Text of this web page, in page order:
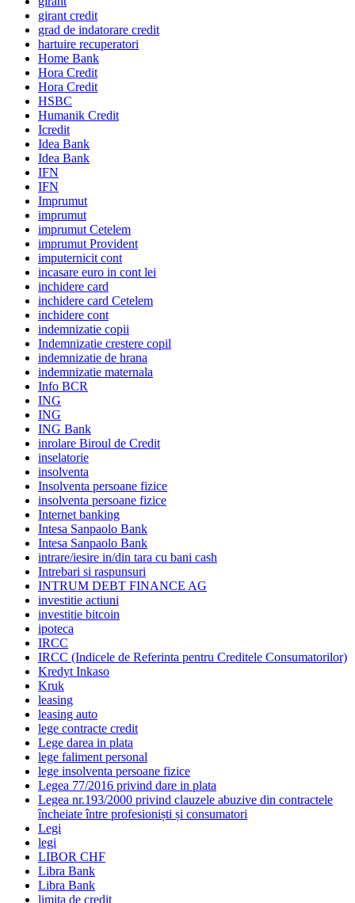
girant credit
grad de indatorare credit
hartuire recuperatori
Home Bank
Hora Credit
Hora Credit
HSBC
Humanik Credit
Icredit
Idea Bank
Idea Bank
IFN
IFN
Imprumut
imprumut
imprumut Cetelem
imprumut Provident
imputernicit cont
incasare euro in cont lei
inchidere card
inchidere card Cetelem
inchidere cont
indemnizatie copii
Indemnizatie crestere copil
indemnizatie de hrana
indemnizatie maternala
Info BCR
ING
ING
ING Bank
inrolare Biroul de Credit
inselatorie
insolventa
Insolventa persoane fizice
insolventa persoane fizice
Internet banking
Intesa Sanpaolo Bank
Intesa Sanpaolo Bank
intrare/iesire in/din tara cu bani cash
Intrebari si raspunsuri
INTRUM DEBT FINANCE AG
investitie actiuni
investitie bitcoin
ipoteca
IRCC
IRCC (Indicele de Referinta pentru Creditele Consumatorilor)
Kredyt Inkaso
Kruk
leasing
leasing auto
lege contracte credit
Lege darea in plata
lege faliment personal
lege insolventa persoane fizice
Legea 77/2016 privind dare in plata
Legea nr.193/2000 privind clauzele abuzive din contractele
încheiate între profesioniști și consumatori
Legi
legi
LIBOR CHF
Libra Bank
Libra Bank
limita de credit